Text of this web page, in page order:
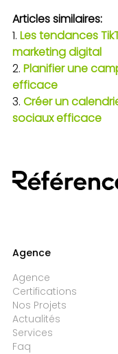
Articles similaires:
Les tendances
marketing digital
Planifier une
efficace
Créer un
sociaux efficace
Agence
Agence
Certifications
Nos Projets
Actualités
Services
Faq